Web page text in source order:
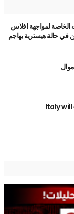
الخاصة لمواجهة افلاس
حالة هيسترية يهاجم
Italy